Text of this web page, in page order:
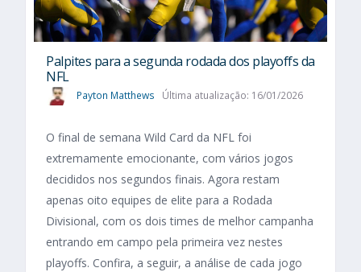
Palpites para a segunda rodada dos playoffs da
NFL
Payton Matthews Última atualização: 16/01/2026
O final de semana Wild Card da NFL foi
extremamente emocionante, com vários jogos
decididos nos segundos finais. Agora restam
apenas oito equipes de elite para a Rodada
Divisional, com os dois times de melhor campanha
entrando em campo pela primeira vez nestes
playoffs. Confira, a seguir, a análise de cada jogo